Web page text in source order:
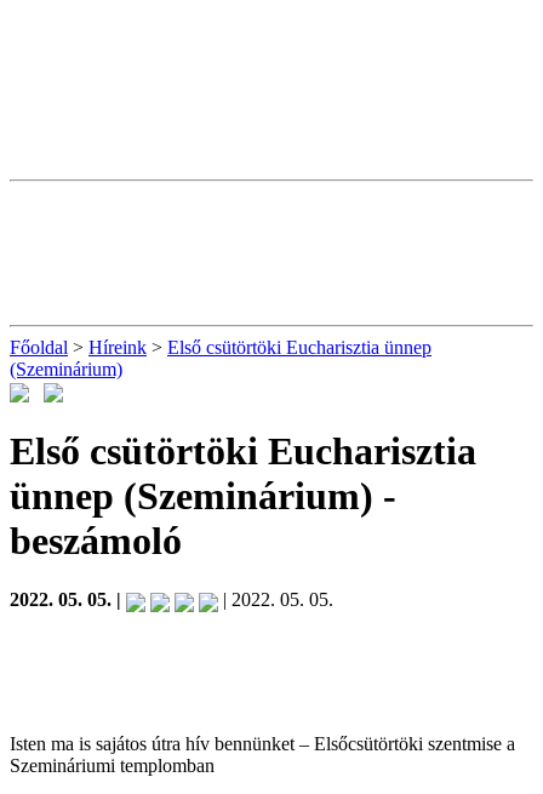
Főoldal > Híreink > Első csütörtöki Eucharisztia ünnep
(Szeminárium)
Első csütörtöki Eucharisztia
ünnep (Szeminárium) -
beszámoló
2022. 05. 05. | | 2022. 05. 05.
Isten ma is sajátos útra hív bennünket – Elsőcsütörtöki szentmise a
Szemináriumi templomban